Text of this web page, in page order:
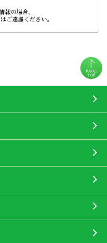
報の場合、
ご遠慮ください。